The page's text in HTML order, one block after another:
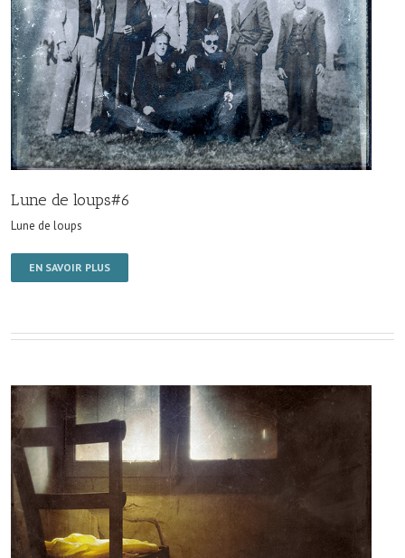
Lune de loups#6
Lune de loups
EN SAVOIR PLUS